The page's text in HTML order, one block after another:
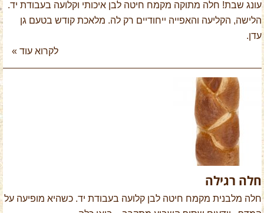
עונג שבת! חלה מתוקה מקמח חיטה לבן איכותי וקלועה בעבודת יד.
הלישה, הקליעה והאפייה ייחודיים רק לה. מלאכת קודש בטעם גן
עדן.
לקרוא עוד »
חלה רגילה
חלה מלבנית מקמח חיטה לבן קלועה בעבודת יד. כשהיא מופיעה על